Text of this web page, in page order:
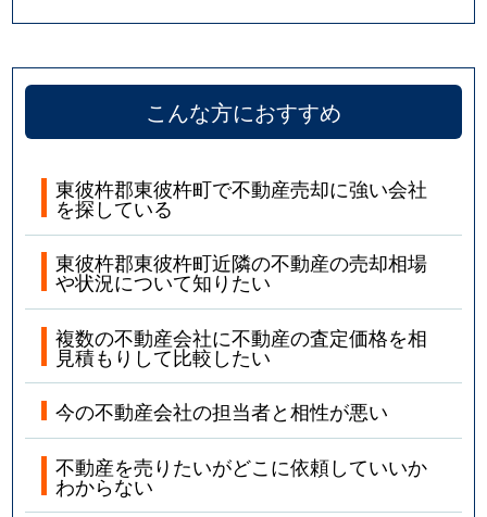
こんな方におすすめ
東彼杵郡東彼杵町で不動産売却に強い会社
を探している
東彼杵郡東彼杵町近隣の不動産の売却相場
や状況について知りたい
複数の不動産会社に不動産の査定価格を相
見積もりして比較したい
今の不動産会社の担当者と相性が悪い
不動産を売りたいがどこに依頼していいか
わからない